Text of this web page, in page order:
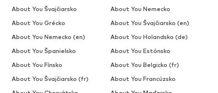
About You Švajčiarsko
About You Nemecko
About You Grécko
About You Švajčiarsko (en)
About You Nemecko (en)
About You Holandsko (de)
About You Španielsko
About You Estónsko
About You Fínsko
About You Belgicko (fr)
About You Švajčiarsko (fr)
About You Francúzsko